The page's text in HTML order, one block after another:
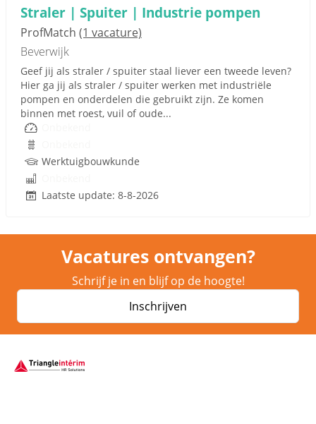
Straler | Spuiter | Industrie pompen
ProfMatch (1 vacature)
Beverwijk
Geef jij als straler / spuiter staal liever een tweede leven?
Hier ga jij als straler / spuiter werken met industriële
pompen en onderdelen die gebruikt zijn. Ze komen
binnen met roest, vuil of oude...
Werktuigbouwkunde
Laatste update: 8-8-2026
Vacatures ontvangen?
Schrijf je in en blijf op de hoogte!
Inschrijven